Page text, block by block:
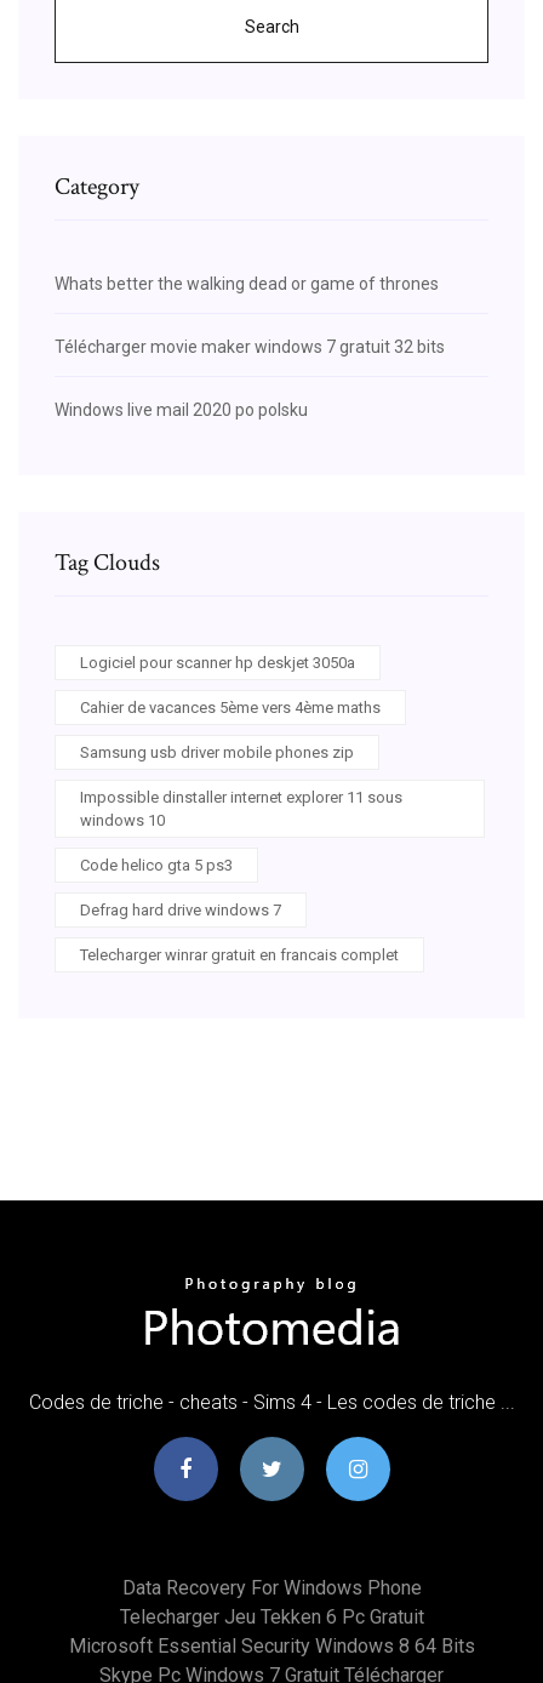
Search
Category
Whats better the walking dead or game of thrones
Télécharger movie maker windows 7 gratuit 32 bits
Windows live mail 2020 po polsku
Tag Clouds
Logiciel pour scanner hp deskjet 3050a
Cahier de vacances 5ème vers 4ème maths
Samsung usb driver mobile phones zip
Impossible dinstaller internet explorer 11 sous
windows 10
Code helico gta 5 ps3
Defrag hard drive windows 7
Telecharger winrar gratuit en francais complet
Codes de triche - cheats - Sims 4 - Les codes de triche ...
Data Recovery For Windows Phone
Telecharger Jeu Tekken 6 Pc Gratuit
Microsoft Essential Security Windows 8 64 Bits
Skype Pc Windows 7 Gratuit Télécharger